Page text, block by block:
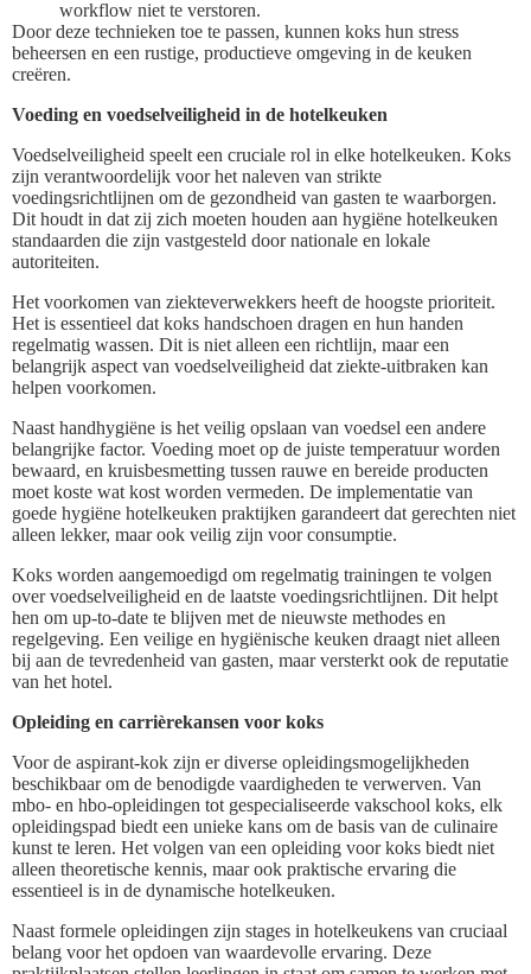
workflow niet te verstoren.
Door deze technieken toe te passen, kunnen koks hun stress
beheersen en een rustige, productieve omgeving in de keuken
creëren.
Voeding en voedselveiligheid in de hotelkeuken
Voedselveiligheid speelt een cruciale rol in elke hotelkeuken. Koks
zijn verantwoordelijk voor het naleven van strikte
voedingsrichtlijnen om de gezondheid van gasten te waarborgen.
Dit houdt in dat zij zich moeten houden aan hygiëne hotelkeuken
standaarden die zijn vastgesteld door nationale en lokale
autoriteiten.
Het voorkomen van ziekteverwekkers heeft de hoogste prioriteit.
Het is essentieel dat koks handschoen dragen en hun handen
regelmatig wassen. Dit is niet alleen een richtlijn, maar een
belangrijk aspect van voedselveiligheid dat ziekte-uitbraken kan
helpen voorkomen.
Naast handhygiëne is het veilig opslaan van voedsel een andere
belangrijke factor. Voeding moet op de juiste temperatuur worden
bewaard, en kruisbesmetting tussen rauwe en bereide producten
moet koste wat kost worden vermeden. De implementatie van
goede hygiëne hotelkeuken praktijken garandeert dat gerechten niet
alleen lekker, maar ook veilig zijn voor consumptie.
Koks worden aangemoedigd om regelmatig trainingen te volgen
over voedselveiligheid en de laatste voedingsrichtlijnen. Dit helpt
hen om up-to-date te blijven met de nieuwste methodes en
regelgeving. Een veilige en hygiënische keuken draagt niet alleen
bij aan de tevredenheid van gasten, maar versterkt ook de reputatie
van het hotel.
Opleiding en carrièrekansen voor koks
Voor de aspirant-kok zijn er diverse opleidingsmogelijkheden
beschikbaar om de benodigde vaardigheden te verwerven. Van
mbo- en hbo-opleidingen tot gespecialiseerde vakschool koks, elk
opleidingspad biedt een unieke kans om de basis van de culinaire
kunst te leren. Het volgen van een opleiding voor koks biedt niet
alleen theoretische kennis, maar ook praktische ervaring die
essentieel is in de dynamische hotelkeuken.
Naast formele opleidingen zijn stages in hotelkeukens van cruciaal
belang voor het opdoen van waardevolle ervaring. Deze